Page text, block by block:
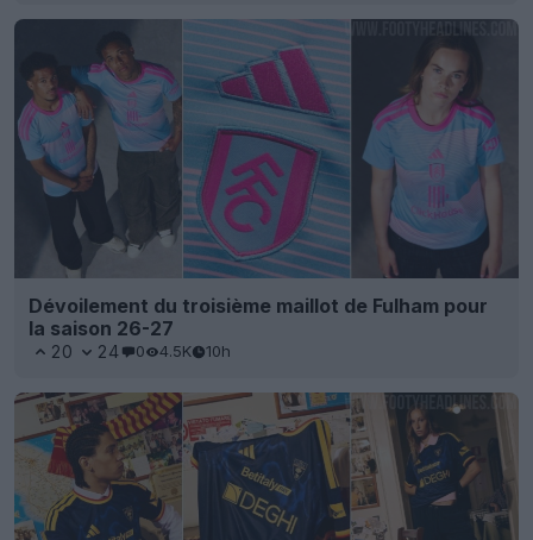
Dévoilement du troisième maillot de Fulham pour
la saison 26-27
20 24 0 4.5K 10h